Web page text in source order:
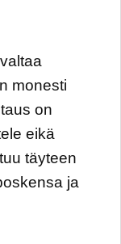
monesti
on
eikä
täyteen
ja